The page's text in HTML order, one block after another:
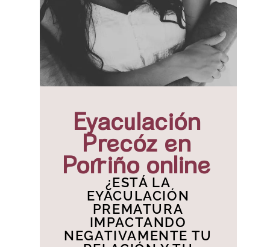
Eyaculación
Precóz en
Porriño online
¿ESTÁ LA
EYACULACIÓN
PREMATURA
IMPACTANDO
NEGATIVAMENTE TU